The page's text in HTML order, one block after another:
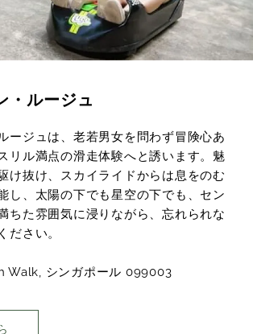
・ルージュ
ージュは、老若男女を問わず冒険心あ
リル満点の滑走体験へと誘います。魅
け抜け、スカイライドからは息をのむ
し、太陽の下でも星空の下でも、セン
ちた雰囲気に浸りながら、忘れられな
ださい。
Walk, シンガポール 099003